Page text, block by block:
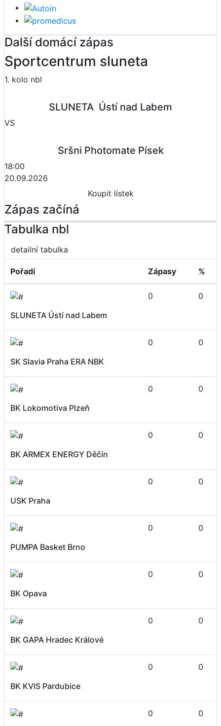
Další domácí zápas
Sportcentrum sluneta
1. kolo nbl
SLUNETA  Ústí nad Labem
VS
Sršni Photomate Písek
18:00
20.09.2026
Koupit lístek
Zápas začíná
Tabulka nbl
detailní tabulka
Pořadí Zápasy %
SLUNETA Ústí nad Labem
0 0
SK Slavia Praha ERA NBK
0 0
BK Lokomotiva Plzeň
0 0
BK ARMEX ENERGY Děčín
0 0
USK Praha
0 0
PUMPA Basket Brno
0 0
BK Opava
0 0
BK GAPA Hradec Králové
0 0
BK KVIS Pardubice
0 0
0 0